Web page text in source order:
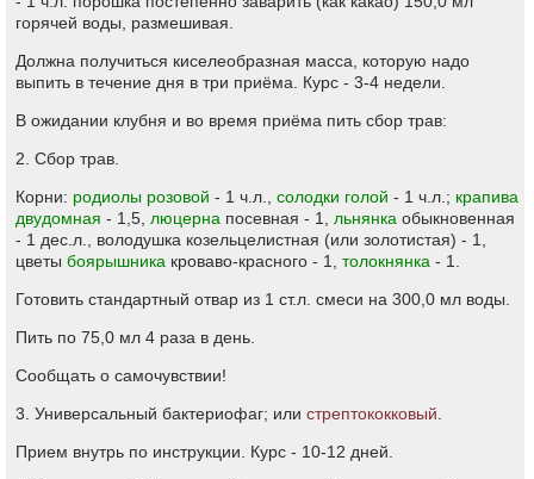
горячей воды, размешивая.
Должна получиться киселеобразная масса, которую надо
выпить в течение дня в три приёма. Курс - 3-4 недели.
В ожидании клубня и во время приёма пить сбор трав:
2. Сбор трав.
Корни: родиолы розовой - 1 ч.л., солодки голой - 1 ч.л.; крапива
двудомная - 1,5, люцерна посевная - 1, льнянка обыкновенная
- 1 дес.л., володушка козельцелистная (или золотистая) - 1,
цветы боярышника кроваво-красного - 1, толокнянка - 1.
Готовить стандартный отвар из 1 ст.л. смеси на 300,0 мл воды.
Пить по 75,0 мл 4 раза в день.
Сообщать о самочувствии!
3. Универсальный бактериофаг; или стрептококковый
Прием внутрь по инструкции. Курс - 10-12 дней.